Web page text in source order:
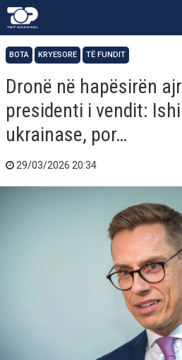
BOTA KRYESORE TË FUNDIT
Dronë në hapësirën
presidenti i vendit:
ukrainase, por…
29/03/2026 20:34